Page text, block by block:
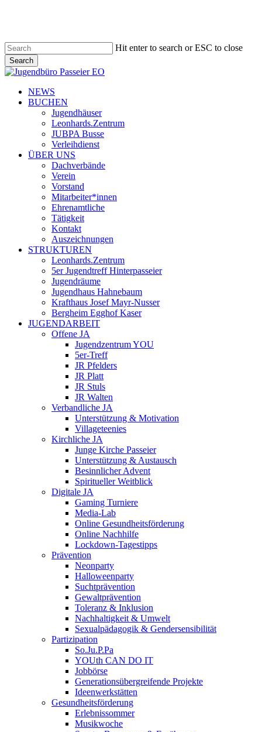
content
Hit enter to search or ESC to close
Search
Close
search
Menu
NEWS
BUCHEN
Jugendhäuser
Leonhards.Zentrum
JUBPA Busse
Verleihdienst
ÜBER UNS
Dachverbände
Verein
Vorstand
Mitarbeiter*innen
Ehrenamtliche
Tätigkeit
Kontakt
Auszeichnungen
STRUKTUREN
Leonhards.Zentrum
5er Jugendtreff Hinterpasseier
Jugendräume
Jugendhaus Hahnebaum
Krafthaus Josef Mayr-Nusser
Bergheim Egghof Kaser
JUGENDARBEIT
Offene JA
Jugendzentrum YOU
5er-Treff
JR Pfelders
JR Platt
JR Stuls
JR Walten
Verbandliche JA
Unterstützung & Motivation
Villageteenies
Kirchliche JA
Junge Kirche Passeier
Unterstützung & Austausch
Besinnlicher Advent
Spiritueller Weitblick
Digitale JA
Gaming Turniere
Media-Lab
Online Gesundheitsförderung
Online Nachhilfe
Lockdown-Tagestipps
Prävention
Neonparty
Halloweenparty
Suchtprävention
Gewaltprävention
Toleranz & Inklusion
Nachhaltigkeit & Umwelt
Sexualpädagogik & Gendersensibilität
Partizipation
So.Ju.P.Pa
YOUth CAN DO IT
Jobbörse
Generationsübergreifende Projekte
Ideenwerkstätten
Gesundheitsförderung
Erlebnissommer
Musikwoche